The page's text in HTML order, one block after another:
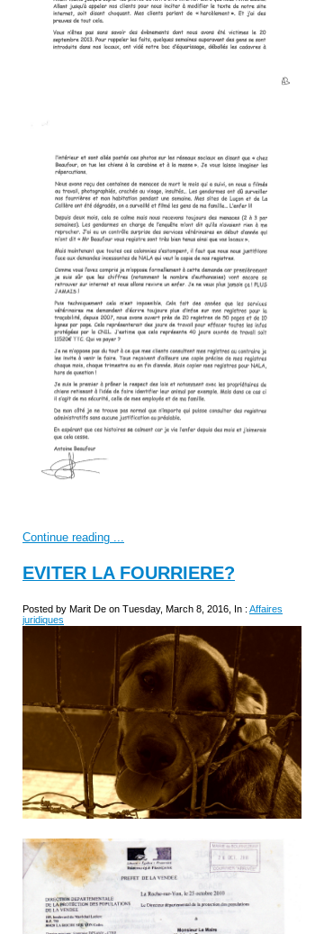
Continue reading ...
EVITER LA FOURRIERE?
Posted by Marit De on Tuesday, March 8, 2016, In : Affaires
juridiques